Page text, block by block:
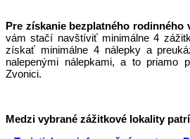
Pre získanie bezplatného rodinného
vám stačí navštíviť minimálne 4
získať minimálne 4 nálepky a
nalepenými nálepkami, a to priamo
Zvonici.
Medzi vybrané zážitkové lokality